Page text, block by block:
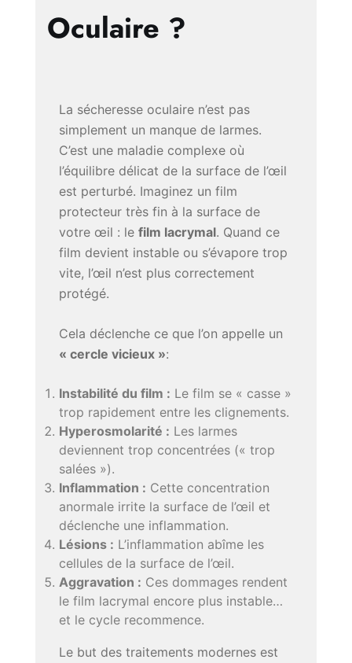
Oculaire ?
La sécheresse oculaire n’est pas
simplement un manque de larmes.
C’est une maladie complexe où
l’équilibre délicat de la surface de l’œil
est perturbé. Imaginez un film
protecteur très fin à la surface de
votre œil : le film lacrymal. Quand ce
film devient instable ou s’évapore trop
vite, l’œil n’est plus correctement
protégé.
Cela déclenche ce que l’on appelle un
« cercle vicieux »:
Instabilité du film : Le film se « casse »
trop rapidement entre les clignements.
Hyperosmolarité : Les larmes
deviennent trop concentrées (« trop
salées »).
Inflammation : Cette concentration
anormale irrite la surface de l’œil et
déclenche une inflammation.
Lésions : L’inflammation abîme les
cellules de la surface de l’œil.
Aggravation : Ces dommages rendent
le film lacrymal encore plus instable…
et le cycle recommence.
Le but des traitements modernes est